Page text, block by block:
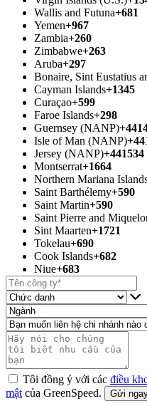
Wallis and Futuna+681
Yemen+967
Zambia+260
Zimbabwe+263
Aruba+297
Bonaire, Sint Eustatius
Cayman Islands+1345
Curaçao+599
Faroe Islands+298
Guernsey (NANP)
Isle of Man (NANP)
Jersey (NANP)+441534
Montserrat+1664
Northern Mariana
Saint Barthélemy+590
Saint Martin+590
Saint Pierre and
Sint Maarten+1721
Tokelau+690
Cook Islands+682
Niue+683
Tôi đồng ý với các điều
mật của GreenSpeed. Gửi